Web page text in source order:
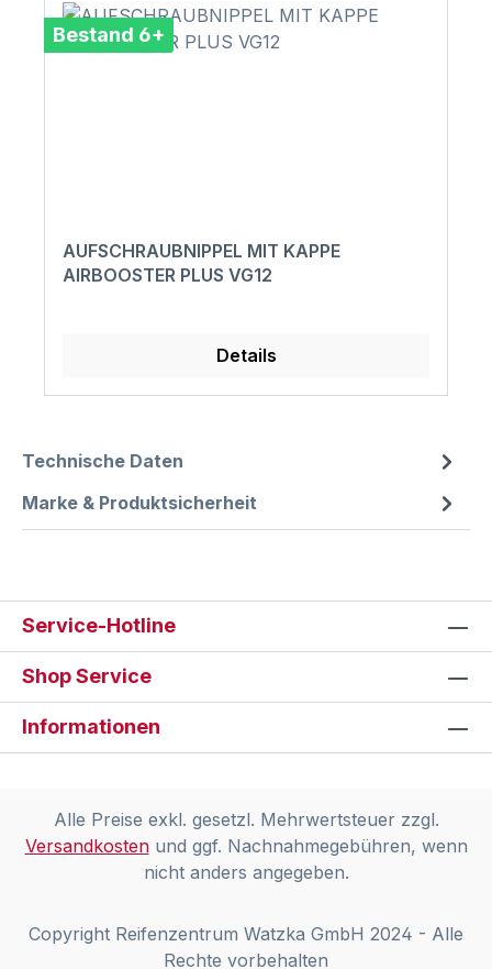
Bestand 6+
AUFSCHRAUBNIPPEL MIT KAPPE
AIRBOOSTER PLUS VG12
Details
Technische Daten
Marke & Produktsicherheit
Service-Hotline
Shop Service
Informationen
Alle Preise exkl. gesetzl. Mehrwertsteuer zzgl.
Versandkostenund ggf. Nachnahmegebühren, wenn
nicht anders angegeben.
Copyright Reifenzentrum Watzka GmbH 2024 - Alle
Rechte vorbehalten